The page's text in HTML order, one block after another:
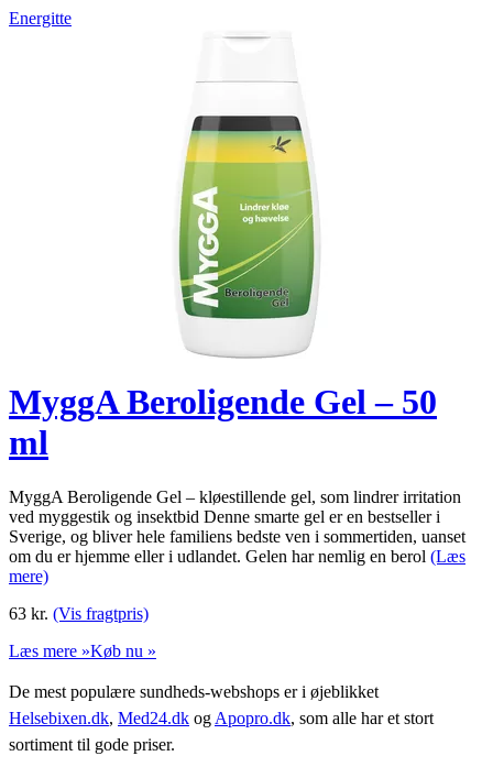
Energitte
MyggA Beroligende Gel – 50
ml
MyggA Beroligende Gel – kløestillende gel, som lindrer irritation
ved myggestik og insektbid Denne smarte gel er en bestseller i
Sverige, og bliver hele familiens bedste ven i sommertiden, uanset
om du er hjemme eller i udlandet. Gelen har nemlig en berol (Læs
mere)
63 kr. (Vis fragtpris)
Læs mere »Køb nu »
De mest populære sundheds-webshops er i øjeblikket
Helsebixen.dk, Med24.dk og Apopro.dk, som alle har et stort
sortiment til gode priser.